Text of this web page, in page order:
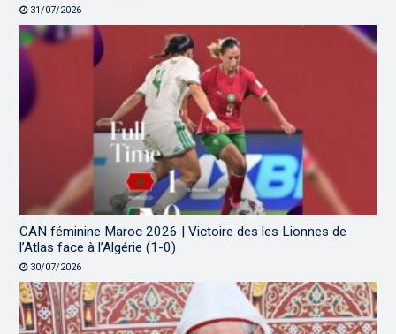
31/07/2026
CAN féminine Maroc 2026 | Victoire des les Lionnes de
l’Atlas face à l’Algérie (1-0)
30/07/2026